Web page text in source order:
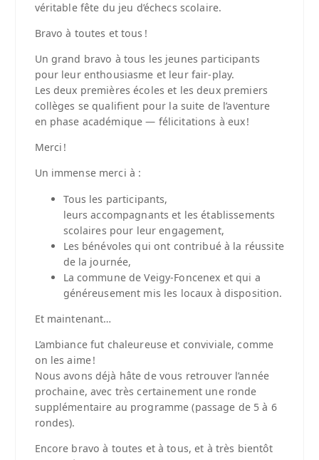
véritable fête du jeu d’échecs scolaire.
Bravo à toutes et tous !
Un grand bravo à tous les jeunes participants
pour leur enthousiasme et leur fair-play.
Les deux premières écoles et les deux premiers
collèges se qualifient pour la suite de l’aventure
en phase académique — félicitations à eux !
Merci !
Un immense merci à :
Tous les participants,
leurs accompagnants et les établissements
scolaires pour leur engagement,
Les bénévoles qui ont contribué à la réussite
de la journée,
La commune de Veigy-Foncenex et qui a
généreusement mis les locaux à disposition.
Et maintenant…
L’ambiance fut chaleureuse et conviviale, comme
on les aime !
Nous avons déjà hâte de vous retrouver l’année
prochaine, avec très certainement une ronde
supplémentaire au programme (passage de 5 à 6
rondes).
Encore bravo à toutes et à tous, et à très bientôt